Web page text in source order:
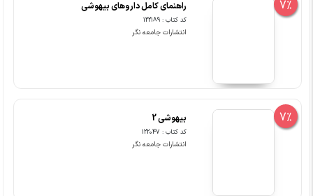
7% راهنمای کامل داروهای بیهوشی
کد کتاب : 122189
انتشارات جامعه نگر
7% بیهوشی 2
کد کتاب : 122047
انتشارات جامعه نگر